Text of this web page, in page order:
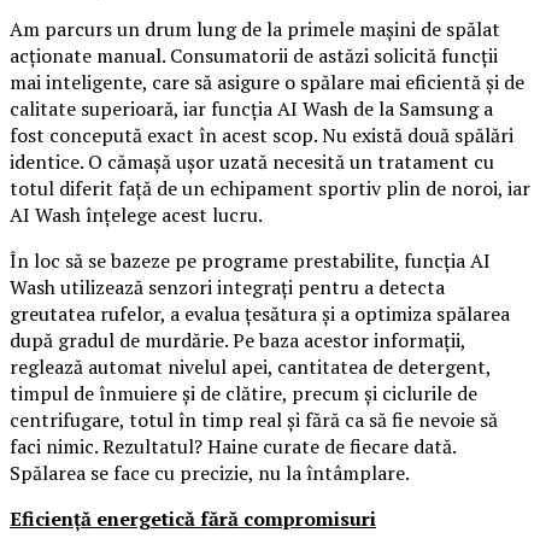
Am parcurs un drum lung de la primele mașini de spălat
acționate manual. Consumatorii de astăzi solicită funcții
mai inteligente, care să asigure o spălare mai eficientă și de
calitate superioară, iar funcția AI Wash de la Samsung a
fost concepută exact în acest scop. Nu există două spălări
identice. O cămașă ușor uzată necesită un tratament cu
totul diferit față de un echipament sportiv plin de noroi, iar
AI Wash înțelege acest lucru.
În loc să se bazeze pe programe prestabilite, funcția AI
Wash utilizează senzori integrați pentru a detecta
greutatea rufelor, a evalua țesătura și a optimiza spălarea
după gradul de murdărie. Pe baza acestor informații,
reglează automat nivelul apei, cantitatea de detergent,
timpul de înmuiere și de clătire, precum și ciclurile de
centrifugare, totul în timp real și fără ca să fie nevoie să
faci nimic. Rezultatul? Haine curate de fiecare dată.
Spălarea se face cu precizie, nu la întâmplare.
Eficiență energetică fără compromisuri